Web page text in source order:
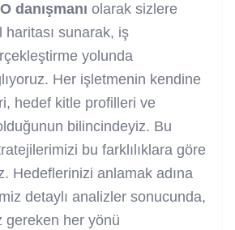
danışmanı olarak sizlere
haritası sunarak, iş
yolunda
Her işletmenin kendine
hedef kitle profilleri ve
bilincindeyiz. Bu
bu farklılıklara göre
Hedeflerinizi anlamak adına
detaylı analizler sonucunda,
gereken her yönü